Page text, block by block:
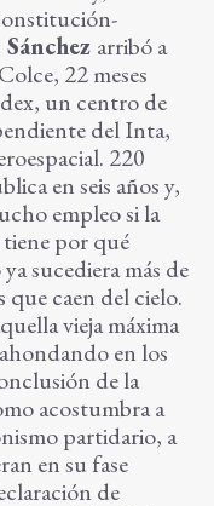
arribó a
22 meses
un centro de
del Inta,
220
en seis años y,
empleo si la
por qué
sucediera más de
que caen del cielo.
vieja máxima
en los
de la
acostumbra a
partidario, a
en su fase
de